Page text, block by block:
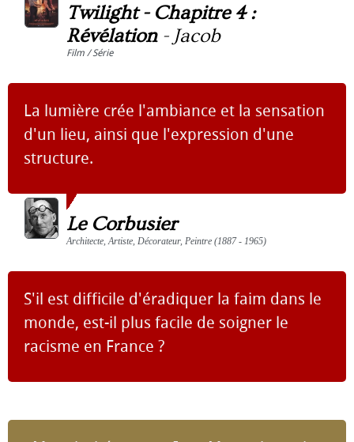
Twilight - Chapitre 4 :
Révélation- Jacob
Film / Série
La lumière crée l'ambiance et la sensation
d'un lieu, ainsi que l'expression d'une
structure.
Le Corbusier
Architecte, Artiste, Décorateur, Peintre (1887 - 1965)
S'il est difficile d'éradiquer la faim dans le
monde, est-il plus facile de soigner le
racisme en France ?